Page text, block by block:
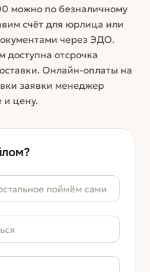
можно по безналичному
счёт для юрлица или
через ЭДО.
доступна отсрочка
Онлайн-оплаты на
заявки менеджер
и цену.